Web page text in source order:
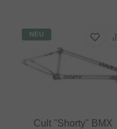
NEU
Cult "Shorty" BMX